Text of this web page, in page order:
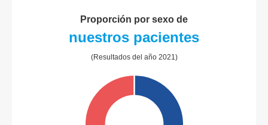
Proporción por sexo de
nuestros pacientes
(Resultados del año 2021)